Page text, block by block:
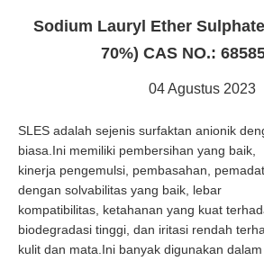
Sodium Lauryl Ether
70%) CAS NO.:
04 Agustus 2023
SLES adalah sejenis surfaktan anionik
biasa.Ini memiliki pembersihan yang baik,
kinerja pengemulsi, pembasahan,
dengan solvabilitas yang baik, lebar
kompatibilitas, ketahanan yang kuat
biodegradasi tinggi, dan iritasi rendah
kulit dan mata.Ini banyak digunakan